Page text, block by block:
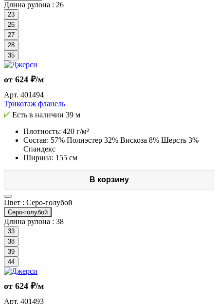
Длина рулона : 26
23
26
27
28
35
от 624 ₽/м
Арт. 401494
Трикотаж фланель
Есть в наличии 39 м
Плотность: 420 г/м²
Состав: 57% Полиэстер 32% Вискоза 8% Шерсть 3%
Спандекс
Ширина: 155 см
В корзину
Цвет : Серо-голубой
Серо-голубой
Длина рулона : 38
33
38
39
44
от 624 ₽/м
Арт. 401493